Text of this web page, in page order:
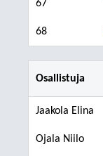
67
68
Osallistuja
Jaakola Elina
Ojala Niilo